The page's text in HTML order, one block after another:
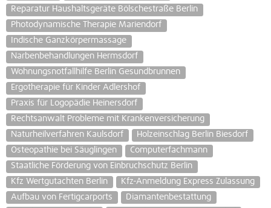
Reparatur Haushaltsgeräte Bölschestraße Berlin
Photodynamische Therapie Mariendorf
Indische Ganzkörpermassage
Narbenbehandlungen Hermsdorf
Wohnungsnotfallhilfe Berlin Gesundbrunnen
Ergotherapie für Kinder Adlershof
Praxis für Logopädie Heinersdorf
Rechtsanwalt Probleme mit Krankenversicherung
Naturheilverfahren Kaulsdorf
Holzeinschlag Berlin Biesdorf
Osteopathie bei Säuglingen
Computerfachmann
Staatliche Förderung von Einbruchschutz Berlin
Kfz Wertgutachten Berlin
Kfz-Anmeldung Express Zulassung
Aufbau von Fertigcarports
Diamantenbestattung